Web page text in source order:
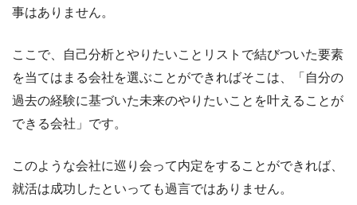
事はありません。
ここで、自己分析とやりたいことリストで結びついた要素
を当てはまる会社を選ぶことができればそこは、「自分の
過去の経験に基づいた未来のやりたいことを叶えることが
できる会社」です。
このような会社に巡り会って内定をすることができれば、
就活は成功したといっても過言ではありません。